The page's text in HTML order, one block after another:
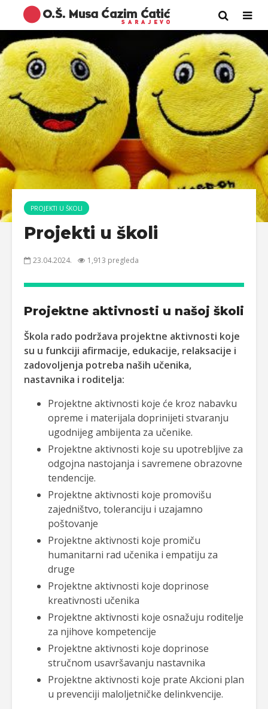
PROJEKTI U ŠKOLI
Projekti u školi
23.04.2024. 1,913 pregleda
Projektne aktivnosti u našoj školi
Škola rado podržava projektne aktivnosti koje
su u funkciji afirmacije, edukacije, relaksacije i
zadovoljenja potreba naših učenika,
nastavnika i roditelja:
Projektne aktivnosti koje će kroz nabavku
opreme i materijala doprinijeti stvaranju
ugodnijeg ambijenta za učenike.
Projektne aktivnosti koje su upotrebljive za
odgojna nastojanja i savremene obrazovne
tendencije.
Projektne aktivnosti koje promovišu
zajedništvo, toleranciju i uzajamno
poštovanje
Projektne aktivnosti koje promiču
humanitarni rad učenika i empatiju za
druge
Projektne aktivnosti koje doprinose
kreativnosti učenika
Projektne aktivnosti koje osnažuju roditelje
za njihove kompetencije
Projektne aktivnosti koje doprinose
stručnom usavršavanju nastavnika
Projektne aktivnosti koje prate Akcioni plan
u prevenciji maloljetničke delinkvencije.